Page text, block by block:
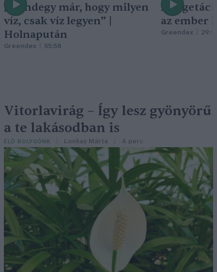
„Mindegy már, hogy milyen
víz, csak víz legyen” |
Holnapután
Greendex 55:58
A
az ember
Greendex
Vitorlavirág – Így lesz gyönyörű
a te lakásodban is
ÉLŐ BOLYGÓNK Lonkay Márta 4 perc